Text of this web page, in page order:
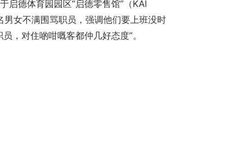
启德体育园园区“启德零售馆”（KAI
女不满围骂职员，强调他们要上班没时
，对住啲咁嘅客都仲几好态度”。